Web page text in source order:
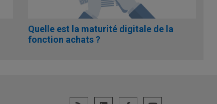
Quelle est la maturité digitale de la
fonction achats ?